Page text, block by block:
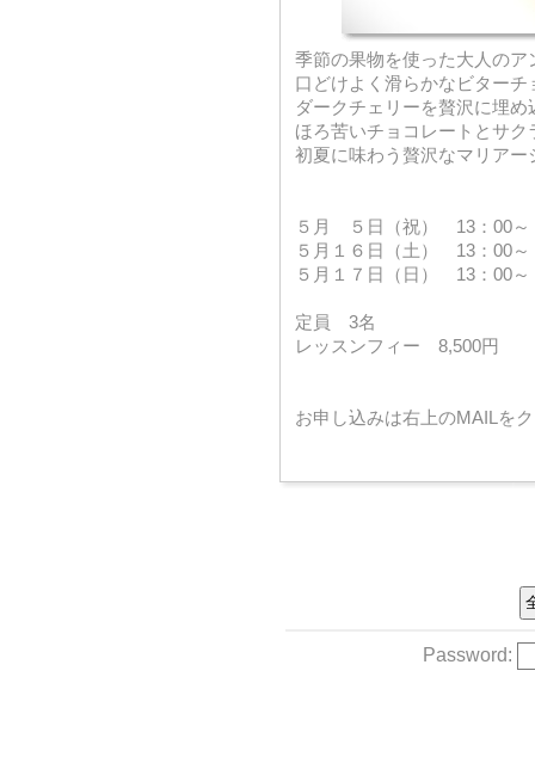
季節の果物を使った大人のア
口どけよく滑らかなビター
ダークチェリーを贅沢に埋め
ほろ苦いチョコレートとサク
初夏に味わう贅沢なマリアー
５月 ５日（祝） 13：
５月１６日（土） 13
５月１７日（日） 13：
定員 3名
レッスンフィー 8,500円
お申し込みは右上のMAILを
Password: